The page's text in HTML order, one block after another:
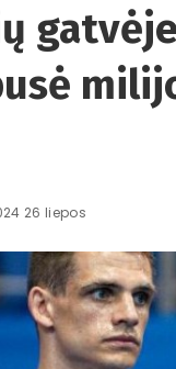
26 liepos